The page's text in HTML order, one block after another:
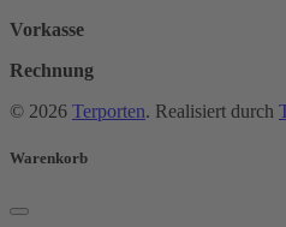
Vorkasse
Rechnung
© 2026 Terporten. Realisiert durch
Warenkorb